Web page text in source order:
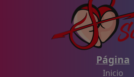
Página
Inicio